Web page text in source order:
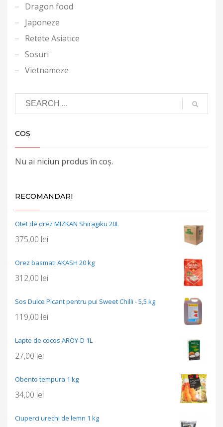
Dragon food
Japoneze
Retete Asiatice
Sosuri
Vietnameze
COȘ
Nu ai niciun produs în coș.
RECOMANDARI
Otet de orez MIZKAN Shiragiku 20L
375,00 lei
Orez basmati AKASH 20 kg
312,00 lei
Sos Dulce Picant pentru pui Sweet Chilli - 5,5 kg
119,00 lei
Lapte de cocos AROY-D 1L
27,00 lei
Obento tempura 1 kg
34,00 lei
Ciuperci urechi de lemn 1 kg